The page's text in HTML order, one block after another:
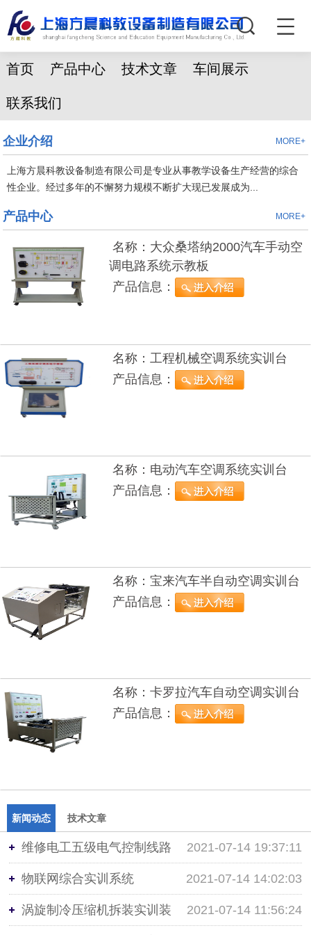
首页 产品中心 技术文章 车间展示
联系我们
MORE+
企业介绍
上海方晨科教设备制造有限公司是专业从事教学设备生产经营的综合
性企业。经过多年的不懈努力规模不断扩大现已发展成为...
MORE+
产品中心
名称： 大众桑塔纳2000汽车手动空
调电路系统示教板
产品信息：
名称：工程机械空调系统实训台
产品信息：
名称： 电动汽车空调系统实训台
产品信息：
名称： 宝来汽车半自动空调实训台
产品信息：
名称：卡罗拉汽车自动空调实训台
产品信息：
新闻动态 技术文章
2021-07-14 19:37:11
维修电工五级电气控制线路
安装和调试设备 2021-07-14 14:02:03
物联网综合实训系统
2021-07-14 11:56:24
涡旋制冷压缩机拆装实训装